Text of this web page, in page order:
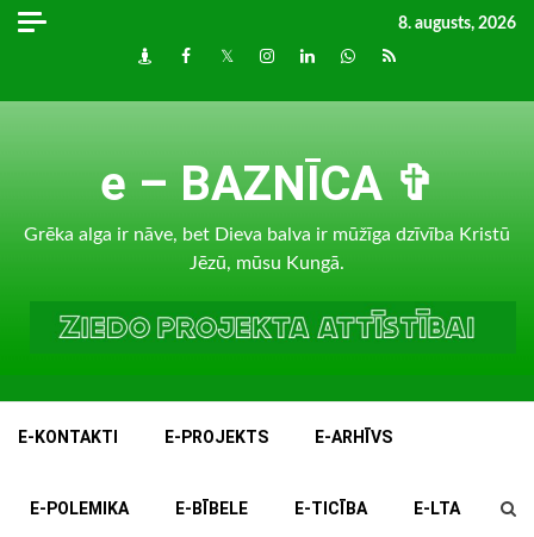
Skip
8. augusts, 2026
DraugiemFacebook
TwitterInstagram
LinkedInwhatsapp
RSS
e – BAZNĪCA ✞
Grēka alga ir nāve, bet Dieva balva ir mūžīga dzīvība Kristū
Jēzū, mūsu Kungā.
E-KONTAKTI E-PROJEKTS E-ARHĪVS
E-POLEMIKA E-BĪBELE E-TICĪBA E-LTA